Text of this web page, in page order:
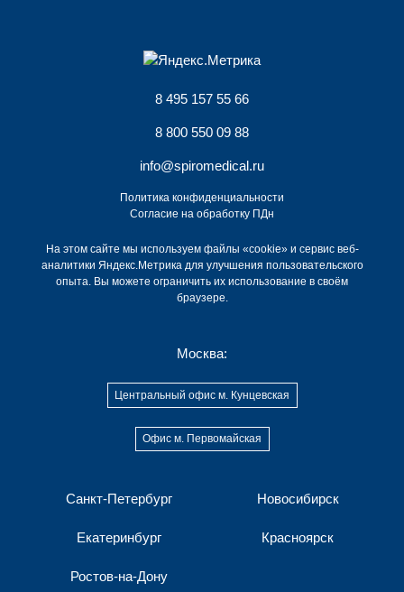
Москва:
Центральный офис м. Кунцевская
Офис м. Первомайская
Санкт-Петербург Новосибирск
Екатеринбург Красноярск
Ростов-на-Дону
8 495 157 55 66
8 800 550 09 88
info@spiromedical.ru
Политика конфиденциальности
Согласие на обработку ПДн
На этом сайте мы используем файлы «cookie» и сервис веб-
аналитики Яндекс.Метрика для улучшения пользовательского
опыта. Вы можете ограничить их использование в своём
браузере.